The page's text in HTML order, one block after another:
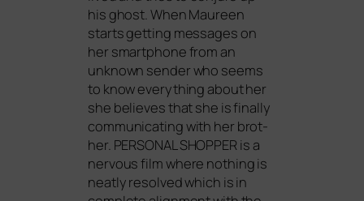
his ghost. When Maureen
starts get­ting mes­sa­ges on
her smart­phone from an
unknown sen­der who seems
to know ever­y­thing about her
she belie­ves that she is final­ly
com­mu­ni­ca­ting with her brot­
her. PERSONALSHOPPERis a
ner­vous film whe­re not­hing is
neat­ly resol­ved which is in